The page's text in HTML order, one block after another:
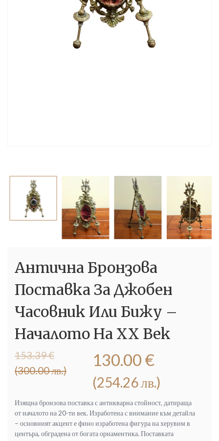
Антична Бронзова
Поставка За Джобен
Часовник Или Бижу –
Началото На ХХ Век
153.39€
(300.00 лв.)
Original
was:
лв.).
130.00 €
(254.26 лв.)
Текущата
е:
лв.).
Изящна бронзова поставка с антикварна стойност, датираща
от началото на 20-ти век. Изработена с внимание към детайла
– основният акцент е фино изработена фигура на херувим в
центъра, обградена от богата орнаментика. Поставката